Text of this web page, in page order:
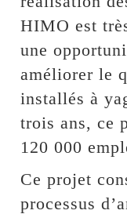
HIMO est
une
améliorer le
installés à
trois ans, ce
120 000
Ce projet
processus